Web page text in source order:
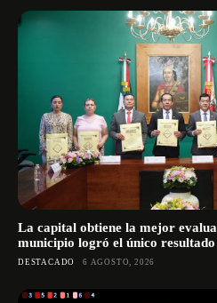
La capital obtiene la mejor
municipio logró el único
DESTACADO 6 AGOSTO, 2026